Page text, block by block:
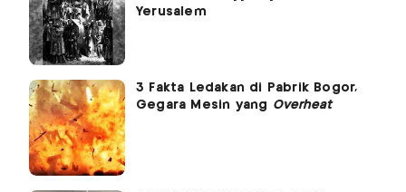
Yerusalem
3 Fakta Ledakan di Pabrik Bogor,
Gegara Mesin yang Overheat